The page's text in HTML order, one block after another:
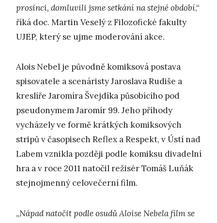
prosinci, domluvili jsme setkání na stejné období,“
říká doc. Martin Veselý z Filozofické fakulty
UJEP, který se ujme moderování akce.
Alois Nebel je původně komiksová postava
spisovatele a scenáristy Jaroslava Rudiše a
kreslíře Jaromíra Švejdíka působícího pod
pseudonymem Jaromír 99. Jeho příhody
vycházely ve formě krátkých komiksových
stripů v časopisech Reflex a Respekt, v Ústí nad
Labem vznikla později podle komiksu divadelní
hra a v roce 2011 natočil režisér Tomáš Luňák
stejnojmenný celovečerní film.
„Nápad natočit podle osudů Aloise Nebela film se